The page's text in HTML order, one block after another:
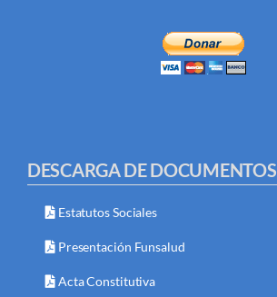
DESCARGA DE DOCUMENTOS
Estatutos Sociales
Presentación Funsalud
Acta Constitutiva